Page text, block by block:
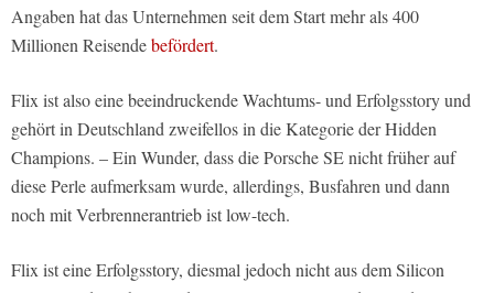
Angaben hat das Unternehmen seit dem Start mehr als 400
Millionen Reisendebefördert.
Flix ist also eine beeindruckende Wachtums- und Erfolgsstory und
gehört in Deutschland zweifellos in die Kategorie der Hidden
Champions. – Ein Wunder, dass die Porsche SE nicht früher auf
diese Perle aufmerksam wurde, allerdings, Busfahren und dann
noch mit Verbrennerantrieb ist low-tech.
Flix ist eine Erfolgsstory, diesmal jedoch nicht aus dem Silicon